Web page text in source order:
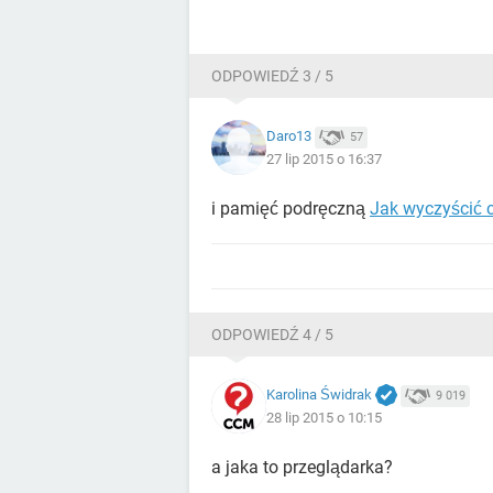
ODPOWIEDŹ 3 / 5
Daro13 57
27 lip 2015 o 16:37
i pamięć podręczną Jak wyczyścić
ODPOWIEDŹ 4 / 5
Karolina Świdrak 9 019
28 lip 2015 o 10:15
a jaka to przeglądarka?